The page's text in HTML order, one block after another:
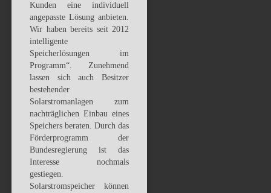
Kunden eine individuell
angepasste Lösung anbieten.
Wir haben bereits seit 2012
intelligente
Speicherlösungen im
Programm“. Zunehmend
lassen sich auch Besitzer
bestehender
Solarstromanlagen zum
nachträglichen Einbau eines
Speichers beraten. Durch das
Förderprogramm der
Bundesregierung ist das
Interesse nochmals
gestiegen.
Solarstromspeicher können